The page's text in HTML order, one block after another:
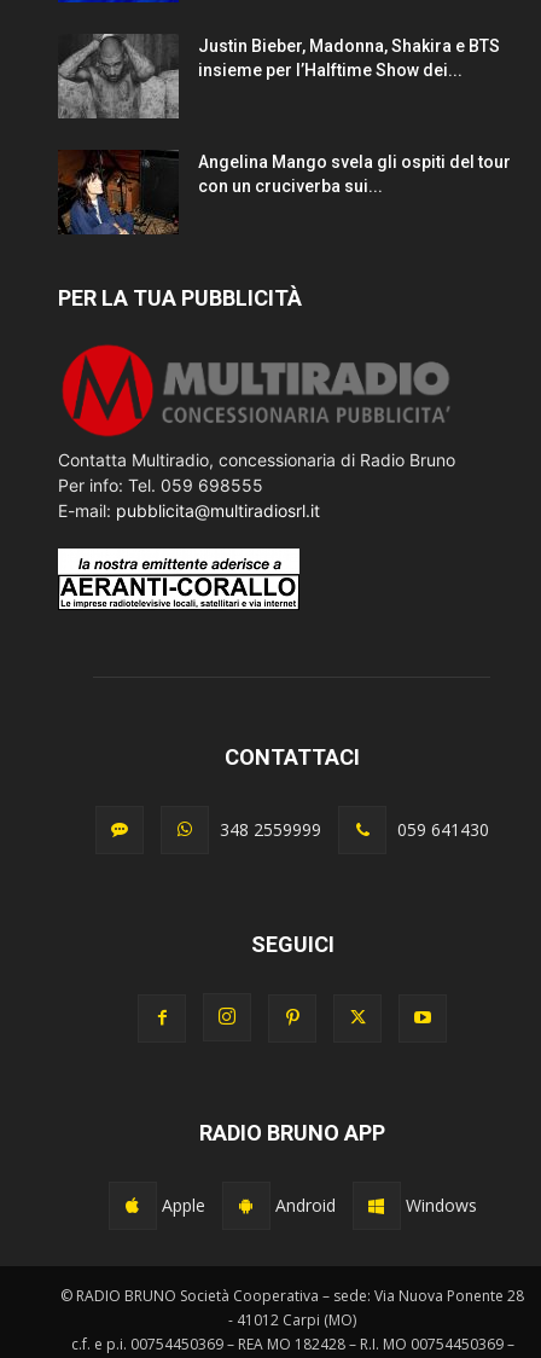
Justin Bieber, Madonna, Shakira e BTS
insieme per l’Halftime Show dei...
Angelina Mango svela gli ospiti del tour
con un cruciverba sui...
PER LA TUA PUBBLICITÀ
Contatta Multiradio, concessionaria di Radio Bruno
Per info: Tel. 059 698555
E-mail: pubblicita@multiradiosrl.it
CONTATTACI
348 2559999 059 641430
SEGUICI
RADIO BRUNO APP
Apple Android Windows
© RADIO BRUNO Società Cooperativa – sede: Via Nuova Ponente 28
- 41012 Carpi (MO)
c.f. e p.i. 00754450369 – REA MO 182428 – R.I. MO 00754450369 –